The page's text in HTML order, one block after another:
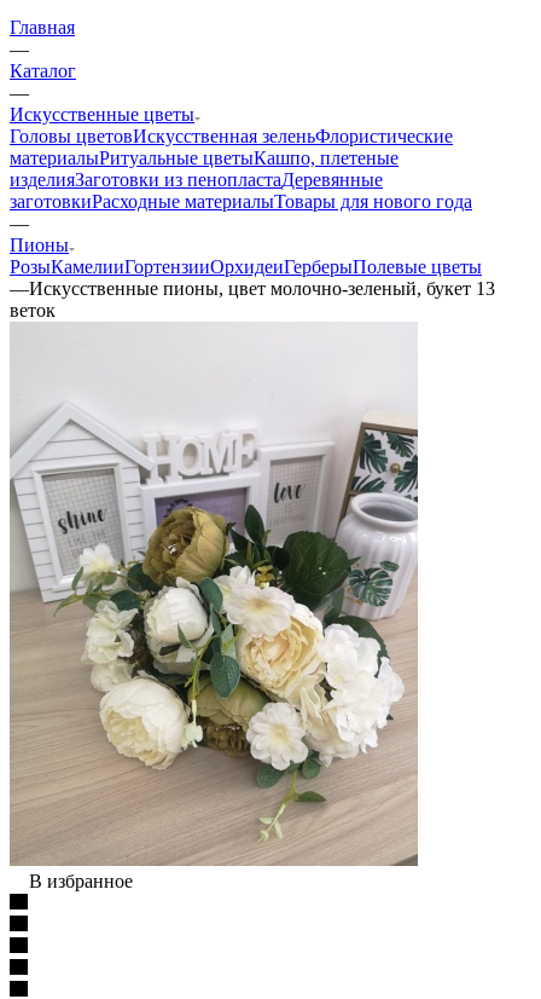
Главная
—
Каталог
—
Искусственные цветы
Головы цветовИскусственная зеленьФлористические
материалыРитуальные цветыКашпо, плетеные
изделияЗаготовки из пенопластаДеревянные
заготовкиРасходные материалыТовары для нового года
—
Пионы
РозыКамелииГортензииОрхидеиГерберыПолевые цветы
—Искусственные пионы, цвет молочно-зеленый, букет 13
веток
В избранное